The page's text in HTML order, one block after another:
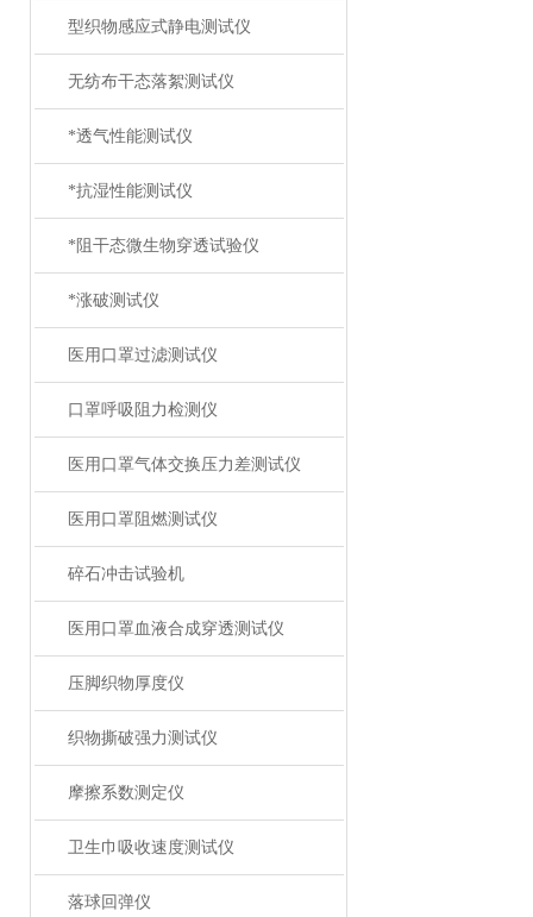
型织物感应式静电测试仪
无纺布干态落絮测试仪
*透气性能测试仪
*抗湿性能测试仪
*阻干态微生物穿透试验仪
*涨破测试仪
医用口罩过滤测试仪
口罩呼吸阻力检测仪
医用口罩气体交换压力差测试仪
医用口罩阻燃测试仪
碎石冲击试验机
医用口罩血液合成穿透测试仪
压脚织物厚度仪
织物撕破强力测试仪
摩擦系数测定仪
卫生巾吸收速度测试仪
落球回弹仪